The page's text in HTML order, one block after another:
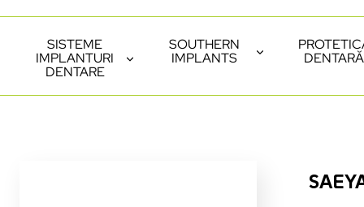
SISTEME
IMPLANTURI
DENTARE
SOUTHERN
IMPLANTS
DENTARĂ